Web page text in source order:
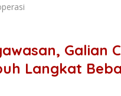
Galian
Langkat